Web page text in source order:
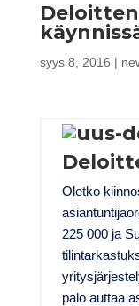
syys 8, 2016 |
Oletko
225 000 ja
palo auttaa